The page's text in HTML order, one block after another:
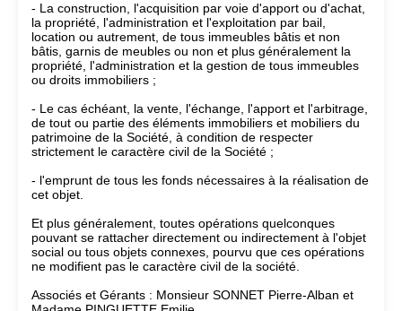
- La construction, l'acquisition par voie d'apport ou d'achat,
la propriété, l'administration et l'exploitation par bail,
location ou autrement, de tous immeubles bâtis et non
bâtis, garnis de meubles ou non et plus généralement la
propriété, l'administration et la gestion de tous immeubles
ou droits immobiliers ;
- Le cas échéant, la vente, l'échange, l'apport et l'arbitrage,
de tout ou partie des éléments immobiliers et mobiliers du
patrimoine de la Société, à condition de respecter
strictement le caractère civil de la Société ;
- l'emprunt de tous les fonds nécessaires à la réalisation de
cet objet.
Et plus généralement, toutes opérations quelconques
pouvant se rattacher directement ou indirectement à l'objet
social ou tous objets connexes, pourvu que ces opérations
ne modifient pas le caractère civil de la société.
Associés et Gérants : Monsieur SONNET Pierre-Alban et